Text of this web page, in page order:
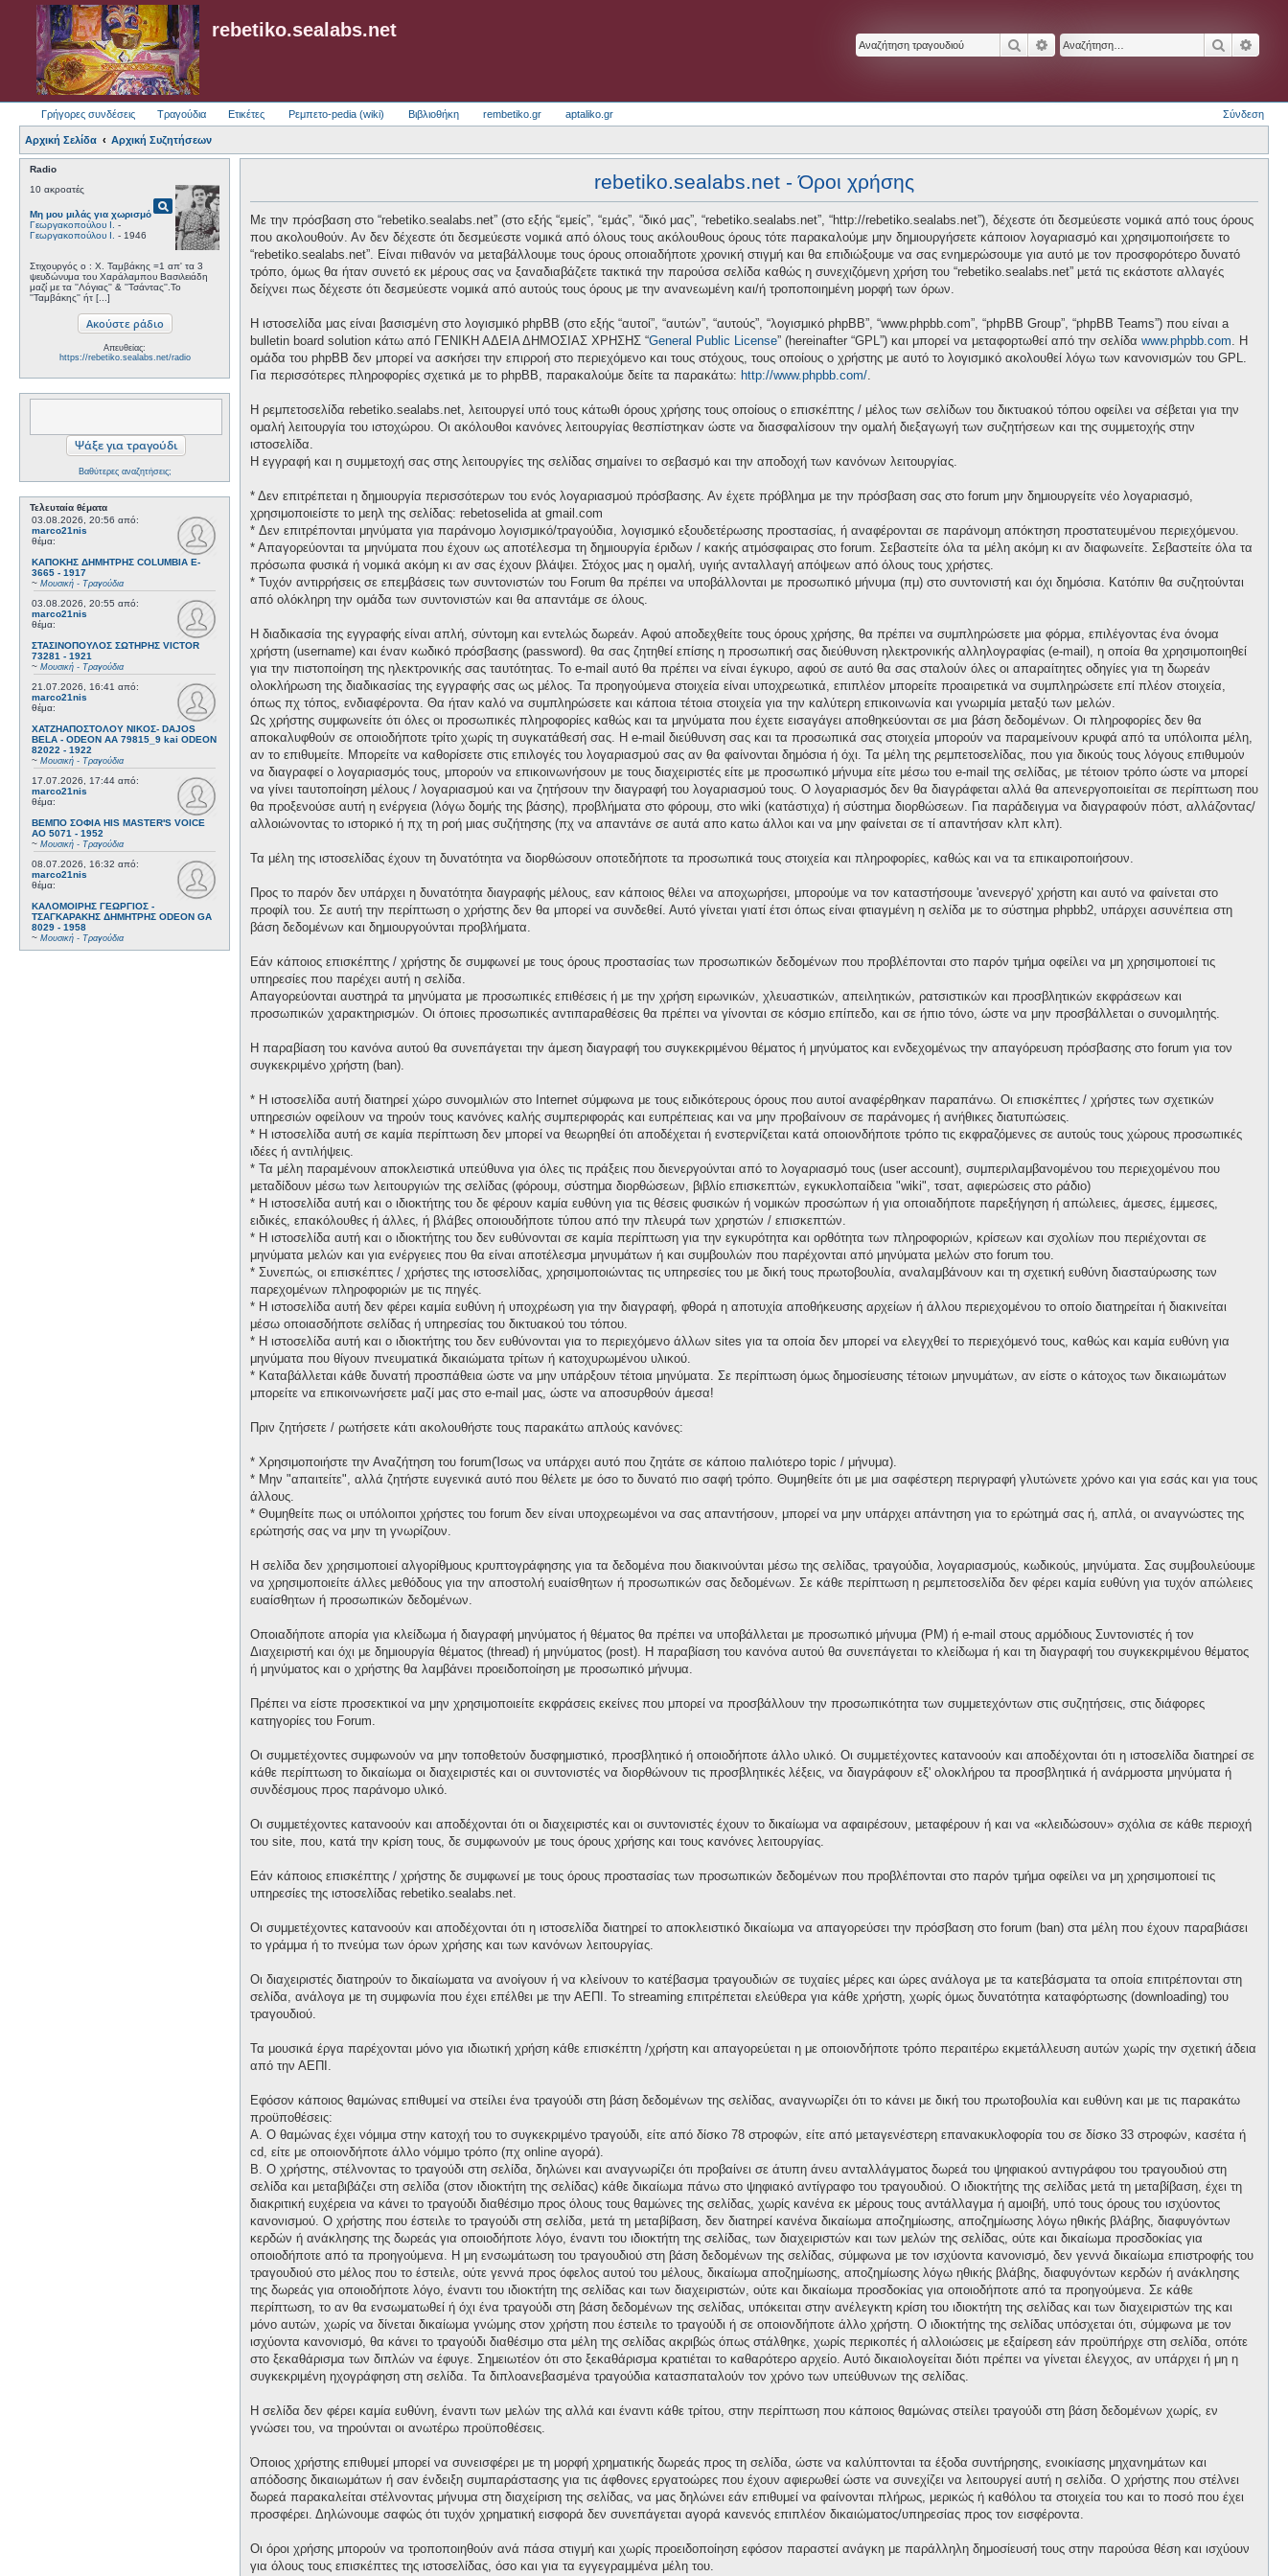
rebetiko.sealabs.net
ΑναζήτησηΕιδική αναζήτηση
Γρήγορες συνδέσεις Τραγούδια Ετικέτες Ρεμπετο-pedia (wiki) Βιβλιοθήκη rembetiko.gr aptaliko.gr Σύνδεση
Αρχική Σελίδα Αρχική Συζητήσεων
Radio
10 ακροατές
Μη μου μιλάς για χωρισμόpageview
Γεωργακοπούλου Ι.
-
Γεωργακοπούλου Ι.
- 1946
Στιχουργός ο : Χ. Ταμβάκης =1 απ' τα 3
ψευδώνυμα του Χαράλαμπου Βασιλειάδη
μαζί με τα ''Λόγιας'' & ''Τσάντας''.Το
''Ταμβάκης'' ήτ [...]
Απευθείας:
https://rebetiko.sealabs.net/radio
Βαθύτερες αναζητήσεις;
Τελευταία θέματα
03.08.2026, 20:56 από:
marco21nis
θέμα:
ΚΑΠΟΚΗΣ ΔΗΜΗΤΡΗΣ COLUMBIA E-
3665 - 1917
~ Μουσική - Τραγούδια
03.08.2026, 20:55 από:
marco21nis
θέμα:
ΣΤΑΣΙΝΟΠΟΥΛΟΣ ΣΩΤΗΡΗΣ VICTOR
73281 - 1921
~ Μουσική - Τραγούδια
21.07.2026, 16:41 από:
marco21nis
θέμα:
ΧΑΤΖΗΑΠΟΣΤΟΛΟΥ ΝΙΚΟΣ- DAJOS
BELA - ODEON AA 79815_9 kai ODEON
82022 - 1922
~ Μουσική - Τραγούδια
17.07.2026, 17:44 από:
marco21nis
θέμα:
ΒΕΜΠΟ ΣΟΦΙΑ HIS MASTER'S VOICE
AO 5071 - 1952
~ Μουσική - Τραγούδια
08.07.2026, 16:32 από:
marco21nis
θέμα:
ΚΑΛΟΜΟΙΡΗΣ ΓΕΩΡΓΙΟΣ -
ΤΣΑΓΚΑΡΑΚΗΣ ΔΗΜΗΤΡΗΣ ODEON GA
8029 - 1958
~ Μουσική - Τραγούδια
rebetiko.sealabs.net - Όροι χρήσης
Με την πρόσβαση στο “rebetiko.sealabs.net” (στο εξής “εμείς”, “εμάς”, “δικό μας”, “rebetiko.sealabs.net”, “http://rebetiko.sealabs.net”), δέχεστε ότι δεσμεύεστε νομικά από τους όρους
που ακολουθούν. Αν δεν δέχεστε ότι δεσμεύεστε νομικά από όλους τους ακόλουθους όρους τότε παρακαλούμε μην δημιουργήσετε κάποιον λογαριασμό και χρησιμοποιήσετε το
“rebetiko.sealabs.net”. Είναι πιθανόν να μεταβάλλουμε τους όρους οποιαδήποτε χρονική στιγμή και θα επιδιώξουμε να σας ενημερώσουμε για αυτό με τον προσφορότερο δυνατό
τρόπο, όμως θα ήταν συνετό εκ μέρους σας να ξαναδιαβάζετε τακτικά την παρούσα σελίδα καθώς η συνεχιζόμενη χρήση του “rebetiko.sealabs.net” μετά τις εκάστοτε αλλαγές
δείχνει πως δέχεστε ότι δεσμεύεστε νομικά από αυτούς τους όρους με την ανανεωμένη και/ή τροποποιημένη μορφή των όρων.
Η ιστοσελίδα μας είναι βασισμένη στο λογισμικό phpBB (στο εξής “αυτοί”, “αυτών”, “αυτούς”, “λογισμικό phpBB”, “www.phpbb.com”, “phpBB Group”, “phpBB Teams”) που είναι a
bulletin board solution κάτω από ΓΕΝΙΚΗ ΑΔΕΙΑ ΔΗΜΟΣΙΑΣ ΧΡΗΣΗΣ “General Public License” (hereinafter “GPL”) και μπορεί να μεταφορτωθεί από την σελίδα www.phpbb.com. Η
ομάδα του phpBB δεν μπορεί να ασκήσει την επιρροή στο περιεχόμενο και τους στόχους, τους οποίους ο χρήστης με αυτό το λογισμικό ακολουθεί λόγω των κανονισμών του GPL.
Για περισσότερες πληροφορίες σχετικά με το phpBB, παρακαλούμε δείτε τα παρακάτω: http://www.phpbb.com/.
Η ρεμπετοσελίδα rebetiko.sealabs.net, λειτουργεί υπό τους κάτωθι όρους χρήσης τους οποίους ο επισκέπτης / μέλος των σελίδων του δικτυακού τόπου οφείλει να σέβεται για την
ομαλή λειτουργία του ιστοχώρου. Οι ακόλουθοι κανόνες λειτουργίας θεσπίστηκαν ώστε να διασφαλίσουν την ομαλή διεξαγωγή των συζητήσεων και της συμμετοχής στην
ιστοσελίδα.
Η εγγραφή και η συμμετοχή σας στης λειτουργίες της σελίδας σημαίνει το σεβασμό και την αποδοχή των κανόνων λειτουργίας.
* Δεν επιτρέπεται η δημιουργία περισσότερων του ενός λογαριασμού πρόσβασης. Αν έχετε πρόβλημα με την πρόσβαση σας στο forum μην δημιουργείτε νέο λογαριασμό,
χρησιμοποιείστε το μεηλ της σελίδας: rebetoselida at gmail.com
* Δεν επιτρέπονται μηνύματα για παράνομο λογισμικό/τραγούδια, λογισμικό εξουδετέρωσης προστασίας, ή αναφέρονται σε παράνομη απόκτηση προστατευμένου περιεχόμενου.
* Απαγορεύονται τα μηνύματα που έχουν ως αποτέλεσμα τη δημιουργία έριδων / κακής ατμόσφαιρας στο forum. Σεβαστείτε όλα τα μέλη ακόμη κι αν διαφωνείτε. Σεβαστείτε όλα τα
πρόσωπα φυσικά ή νομικά ακόμη κι αν σας έχουν βλάψει. Στόχος μας η ομαλή, υγιής ανταλλαγή απόψεων από όλους τους χρήστες.
* Τυχόν αντιρρήσεις σε επεμβάσεις των συντονιστών του Forum θα πρέπει να υποβάλλονται με προσωπικό μήνυμα (πμ) στο συντονιστή και όχι δημόσια. Κατόπιν θα συζητούνται
από ολόκληρη την ομάδα των συντονιστών και θα απαντάμε σε όλους.
Η διαδικασία της εγγραφής είναι απλή, σύντομη και εντελώς δωρεάν. Αφού αποδεχθείτε τους όρους χρήσης, θα πρέπει να συμπληρώσετε μια φόρμα, επιλέγοντας ένα όνομα
χρήστη (username) και έναν κωδικό πρόσβασης (password). θα σας ζητηθεί επίσης η προσωπική σας διεύθυνση ηλεκτρονικής αλληλογραφίας (e-mail), η οποία θα χρησιμοποιηθεί
για την πιστοποίηση της ηλεκτρονικής σας ταυτότητας. Το e-mail αυτό θα πρέπει να είναι έγκυρο, αφού σε αυτό θα σας σταλούν όλες οι απαραίτητες οδηγίες για τη δωρεάν
ολοκλήρωση της διαδικασίας της εγγραφής σας ως μέλος. Τα προηγούμενα στοιχεία είναι υποχρεωτικά, επιπλέον μπορείτε προαιρετικά να συμπληρώσετε επί πλέον στοιχεία,
όπως πχ τόπος, ενδιαφέροντα. Θα ήταν καλό να συμπληρώσετε και κάποια τέτοια στοιχεία για την καλύτερη επικοινωνία και γνωριμία μεταξύ των μελών.
Ως χρήστης συμφωνείτε ότι όλες οι προσωπικές πληροφορίες καθώς και τα μηνύματα που έχετε εισαγάγει αποθηκεύονται σε μια βάση δεδομένων. Οι πληροφορίες δεν θα
αποκαλυφθούν σε οποιοδήποτε τρίτο χωρίς τη συγκατάθεσή σας. Η e-mail διεύθυνση σας και τα προσωπικά σας στοιχεία μπορούν να παραμείνουν κρυφά από τα υπόλοιπα μέλη,
αν το επιθυμείτε. Μπορείτε να καθορίσετε στις επιλογές του λογαριασμού σας αν θα φαίνονται δημόσια ή όχι. Τα μέλη της ρεμπετοσελίδας, που για δικούς τους λόγους επιθυμούν
να διαγραφεί ο λογαριασμός τους, μπορούν να επικοινωνήσουν με τους διαχειριστές είτε με προσωπικό μήνυμα είτε μέσω του e-mail της σελίδας, με τέτοιον τρόπο ώστε να μπορεί
να γίνει ταυτοποίηση μέλους / λογαριασμού και να ζητήσουν την διαγραφή του λογαριασμού τους. Ο λογαριασμός δεν θα διαγράφεται αλλά θα απενεργοποιείται σε περίπτωση που
θα προξενούσε αυτή η ενέργεια (λόγω δομής της βάσης), προβλήματα στο φόρουμ, στο wiki (κατάστιχα) ή σύστημα διορθώσεων. Για παράδειγμα να διαγραφούν πόστ, αλλάζοντας/
αλλοιώνοντας το ιστορικό ή πχ τη ροή μιας συζήτησης (πχ να απαντάνε σε αυτά απο κατω άλλοι και να μην φαίνεται σε τί απαντήσαν κλπ κλπ).
Τα μέλη της ιστοσελίδας έχουν τη δυνατότητα να διορθώσουν οποτεδήποτε τα προσωπικά τους στοιχεία και πληροφορίες, καθώς και να τα επικαιροποιήσουν.
Προς το παρόν δεν υπάρχει η δυνατότητα διαγραφής μέλους, εαν κάποιος θέλει να αποχωρήσει, μπορούμε να τον καταστήσουμε 'ανενεργό' χρήστη και αυτό να φαίνεται στο
προφίλ του. Σε αυτή την περίπτωση ο χρήστης δεν θα μπορεί να συνδεθεί. Αυτό γίνεται γιατί έτσι όπως είναι φτιαγμένη η σελίδα με το σύστημα phpbb2, υπάρχει ασυνέπεια στη
βάση δεδομένων και δημιουργούνται προβλήματα.
Εάν κάποιος επισκέπτης / χρήστης δε συμφωνεί με τους όρους προστασίας των προσωπικών δεδομένων που προβλέπονται στο παρόν τμήμα οφείλει να μη χρησιμοποιεί τις
υπηρεσίες που παρέχει αυτή η σελίδα.
Απαγορεύονται αυστηρά τα μηνύματα με προσωπικές επιθέσεις ή με την χρήση ειρωνικών, χλευαστικών, απειλητικών, ρατσιστικών και προσβλητικών εκφράσεων και
προσωπικών χαρακτηρισμών. Οι όποιες προσωπικές αντιπαραθέσεις θα πρέπει να γίνονται σε κόσμιο επίπεδο, και σε ήπιο τόνο, ώστε να μην προσβάλλεται ο συνομιλητής.
Η παραβίαση του κανόνα αυτού θα συνεπάγεται την άμεση διαγραφή του συγκεκριμένου θέματος ή μηνύματος και ενδεχομένως την απαγόρευση πρόσβασης στο forum για τον
συγκεκριμένο χρήστη (ban).
* H ιστοσελίδα αυτή διατηρεί χώρο συνομιλιών στο Internet σύμφωνα με τους ειδικότερους όρους που αυτοί αναφέρθηκαν παραπάνω. Οι επισκέπτες / χρήστες των σχετικών
υπηρεσιών οφείλουν να τηρούν τους κανόνες καλής συμπεριφοράς και ευπρέπειας και να μην προβαίνουν σε παράνομες ή ανήθικες διατυπώσεις.
* H ιστοσελίδα αυτή σε καμία περίπτωση δεν μπορεί να θεωρηθεί ότι αποδέχεται ή ενστερνίζεται κατά οποιονδήποτε τρόπο τις εκφραζόμενες σε αυτούς τους χώρους προσωπικές
ιδέες ή αντιλήψεις.
* Τα μέλη παραμένουν αποκλειστικά υπεύθυνα για όλες τις πράξεις που διενεργούνται από το λογαριασμό τους (user account), συμπεριλαμβανομένου του περιεχομένου που
μεταδίδουν μέσω των λειτουργιών της σελίδας (φόρουμ, σύστημα διορθώσεων, βιβλίο επισκεπτών, εγκυκλοπαίδεια "wiki", τσατ, αφιερώσεις στο ράδιο)
* H ιστοσελίδα αυτή και ο ιδιοκτήτης του δε φέρουν καμία ευθύνη για τις θέσεις φυσικών ή νομικών προσώπων ή για οποιαδήποτε παρεξήγηση ή απώλειες, άμεσες, έμμεσες,
ειδικές, επακόλουθες ή άλλες, ή βλάβες οποιουδήποτε τύπου από την πλευρά των χρηστών / επισκεπτών.
* H ιστοσελίδα αυτή και ο ιδιοκτήτης του δεν ευθύνονται σε καμία περίπτωση για την εγκυρότητα και ορθότητα των πληροφοριών, κρίσεων και σχολίων που περιέχονται σε
μηνύματα μελών και για ενέργειες που θα είναι αποτέλεσμα μηνυμάτων ή και συμβουλών που παρέχονται από μηνύματα μελών στο forum του.
* Συνεπώς, οι επισκέπτες / χρήστες της ιστοσελίδας, χρησιμοποιώντας τις υπηρεσίες του με δική τους πρωτοβουλία, αναλαμβάνουν και τη σχετική ευθύνη διασταύρωσης των
παρεχομένων πληροφοριών με τις πηγές.
* H ιστοσελίδα αυτή δεν φέρει καμία ευθύνη ή υποχρέωση για την διαγραφή, φθορά η αποτυχία αποθήκευσης αρχείων ή άλλου περιεχομένου το οποίο διατηρείται ή διακινείται
μέσω οποιασδήποτε σελίδας ή υπηρεσίας του δικτυακού του τόπου.
* H ιστοσελίδα αυτή και ο ιδιοκτήτης του δεν ευθύνονται για το περιεχόμενο άλλων sites για τα οποία δεν μπορεί να ελεγχθεί το περιεχόμενό τους, καθώς και καμία ευθύνη για
μηνύματα που θίγουν πνευματικά δικαιώματα τρίτων ή κατοχυρωμένου υλικού.
* Καταβάλλεται κάθε δυνατή προσπάθεια ώστε να μην υπάρξουν τέτοια μηνύματα. Σε περίπτωση όμως δημοσίευσης τέτοιων μηνυμάτων, αν είστε ο κάτοχος των δικαιωμάτων
μπορείτε να επικοινωνήσετε μαζί μας στο e-mail μας, ώστε να αποσυρθούν άμεσα!
Πριν ζητήσετε / ρωτήσετε κάτι ακολουθήστε τους παρακάτω απλούς κανόνες:
* Χρησιμοποιήστε την Αναζήτηση του forum(Ίσως να υπάρχει αυτό που ζητάτε σε κάποιο παλιότερο topic / μήνυμα).
* Μην "απαιτείτε", αλλά ζητήστε ευγενικά αυτό που θέλετε με όσο το δυνατό πιο σαφή τρόπο. Θυμηθείτε ότι με μια σαφέστερη περιγραφή γλυτώνετε χρόνο και για εσάς και για τους
άλλους.
* Θυμηθείτε πως οι υπόλοιποι χρήστες του forum δεν είναι υποχρεωμένοι να σας απαντήσουν, μπορεί να μην υπάρχει απάντηση για το ερώτημά σας ή, απλά, οι αναγνώστες της
ερώτησής σας να μην τη γνωρίζουν.
Η σελίδα δεν χρησιμοποιεί αλγορίθμους κρυπτογράφησης για τα δεδομένα που διακινούνται μέσω της σελίδας, τραγούδια, λογαριασμούς, κωδικούς, μηνύματα. Σας συμβουλεύουμε
να χρησιμοποιείτε άλλες μεθόδους για την αποστολή ευαίσθητων ή προσωπικών σας δεδομένων. Σε κάθε περίπτωση η ρεμπετοσελίδα δεν φέρει καμία ευθύνη για τυχόν απώλειες
ευαίσθητων ή προσωπικών δεδομένων.
Οποιαδήποτε απορία για κλείδωμα ή διαγραφή μηνύματος ή θέματος θα πρέπει να υποβάλλεται με προσωπικό μήνυμα (PM) ή e-mail στους αρμόδιους Συντονιστές ή τον
Διαχειριστή και όχι με δημιουργία θέματος (thread) ή μηνύματος (post). Η παραβίαση του κανόνα αυτού θα συνεπάγεται το κλείδωμα ή και τη διαγραφή του συγκεκριμένου θέματος
ή μηνύματος και ο χρήστης θα λαμβάνει προειδοποίηση με προσωπικό μήνυμα.
Πρέπει να είστε προσεκτικοί να μην χρησιμοποιείτε εκφράσεις εκείνες που μπορεί να προσβάλλουν την προσωπικότητα των συμμετεχόντων στις συζητήσεις, στις διάφορες
κατηγορίες του Forum.
Οι συμμετέχοντες συμφωνούν να μην τοποθετούν δυσφημιστικό, προσβλητικό ή οποιοδήποτε άλλο υλικό. Οι συμμετέχοντες κατανοούν και αποδέχονται ότι η ιστοσελίδα διατηρεί σε
κάθε περίπτωση το δικαίωμα οι διαχειριστές και οι συντονιστές να διορθώνουν τις προσβλητικές λέξεις, να διαγράφουν εξ' ολοκλήρου τα προσβλητικά ή ανάρμοστα μηνύματα ή
συνδέσμους προς παράνομο υλικό.
Οι συμμετέχοντες κατανοούν και αποδέχονται ότι οι διαχειριστές και οι συντονιστές έχουν το δικαίωμα να αφαιρέσουν, μεταφέρουν ή και να «κλειδώσουν» σχόλια σε κάθε περιοχή
του site, που, κατά την κρίση τους, δε συμφωνούν με τους όρους χρήσης και τους κανόνες λειτουργίας.
Εάν κάποιος επισκέπτης / χρήστης δε συμφωνεί με τους όρους προστασίας των προσωπικών δεδομένων που προβλέπονται στο παρόν τμήμα οφείλει να μη χρησιμοποιεί τις
υπηρεσίες της ιστοσελίδας rebetiko.sealabs.net.
Οι συμμετέχοντες κατανοούν και αποδέχονται ότι η ιστοσελίδα διατηρεί το αποκλειστικό δικαίωμα να απαγορεύσει την πρόσβαση στο forum (ban) στα μέλη που έχουν παραβιάσει
το γράμμα ή το πνεύμα των όρων χρήσης και των κανόνων λειτουργίας.
Οι διαχειριστές διατηρούν το δικαίωματα να ανοίγουν ή να κλείνουν το κατέβασμα τραγουδιών σε τυχαίες μέρες και ώρες ανάλογα με τα κατεβάσματα τα οποία επιτρέπονται στη
σελίδα, ανάλογα με τη συμφωνία που έχει επέλθει με την ΑΕΠΙ. Το streaming επιτρέπεται ελεύθερα για κάθε χρήστη, χωρίς όμως δυνατότητα καταφόρτωσης (downloading) του
τραγουδιού.
Τα μουσικά έργα παρέχονται μόνο για ιδιωτική χρήση κάθε επισκέπτη /χρήστη και απαγορεύεται η με οποιονδήποτε τρόπο περαιτέρω εκμετάλλευση αυτών χωρίς την σχετική άδεια
από την ΑΕΠΙ.
Εφόσον κάποιος θαμώνας επιθυμεί να στείλει ένα τραγούδι στη βάση δεδομένων της σελίδας, αναγνωρίζει ότι το κάνει με δική του πρωτοβουλία και ευθύνη και με τις παρακάτω
προϋποθέσεις:
Α. Ο θαμώνας έχει νόμιμα στην κατοχή του το συγκεκριμένο τραγούδι, είτε από δίσκο 78 στροφών, είτε από μεταγενέστερη επανακυκλοφορία του σε δίσκο 33 στροφών, κασέτα ή
cd, είτε με οποιονδήποτε άλλο νόμιμο τρόπο (πχ online αγορά).
Β. Ο χρήστης, στέλνοντας το τραγούδι στη σελίδα, δηλώνει και αναγνωρίζει ότι προβαίνει σε άτυπη άνευ ανταλλάγματος δωρεά του ψηφιακού αντιγράφου του τραγουδιού στη
σελίδα και μεταβιβάζει στη σελίδα (στον ιδιοκτήτη της σελίδας) κάθε δικαίωμα πάνω στο ψηφιακό αντίγραφο του τραγουδιού. Ο ιδιοκτήτης της σελίδας μετά τη μεταβίβαση, έχει τη
διακριτική ευχέρεια να κάνει το τραγούδι διαθέσιμο προς όλους τους θαμώνες της σελίδας, χωρίς κανένα εκ μέρους τους αντάλλαγμα ή αμοιβή, υπό τους όρους του ισχύοντος
κανονισμού. Ο χρήστης που έστειλε το τραγούδι στη σελίδα, μετά τη μεταβίβαση, δεν διατηρεί κανένα δικαίωμα αποζημίωσης, αποζημίωσης λόγω ηθικής βλάβης, διαφυγόντων
κερδών ή ανάκλησης της δωρεάς για οποιοδήποτε λόγο, έναντι του ιδιοκτήτη της σελίδας, των διαχειριστών και των μελών της σελίδας, ούτε και δικαίωμα προσδοκίας για
οποιοδήποτε από τα προηγούμενα. Η μη ενσωμάτωση του τραγουδιού στη βάση δεδομένων της σελίδας, σύμφωνα με τον ισχύοντα κανονισμό, δεν γεννά δικαίωμα επιστροφής του
τραγουδιού στο μέλος που το έστειλε, ούτε γεννά προς όφελος αυτού του μέλους, δικαίωμα αποζημίωσης, αποζημίωσης λόγω ηθικής βλάβης, διαφυγόντων κερδών ή ανάκλησης
της δωρεάς για οποιοδήποτε λόγο, έναντι του ιδιοκτήτη της σελίδας και των διαχειριστών, ούτε και δικαίωμα προσδοκίας για οποιοδήποτε από τα προηγούμενα. Σε κάθε
περίπτωση, το αν θα ενσωματωθεί ή όχι ένα τραγούδι στη βάση δεδομένων της σελίδας, υπόκειται στην ανέλεγκτη κρίση του ιδιοκτήτη της σελίδας και των διαχειριστών της και
μόνο αυτών, χωρίς να δίνεται δικαίωμα γνώμης στον χρήστη που έστειλε το τραγούδι ή σε οποιονδήποτε άλλο χρήστη. Ο ιδιοκτήτης της σελίδας υπόσχεται ότι, σύμφωνα με τον
ισχύοντα κανονισμό, θα κάνει το τραγούδι διαθέσιμο στα μέλη της σελίδας ακριβώς όπως στάλθηκε, χωρίς περικοπές ή αλλοιώσεις με εξαίρεση εάν προϋπήρχε στη σελίδα, οπότε
στο ξεκαθάρισμα των διπλών να έφυγε. Σημειωτέον ότι στο ξεκαθάρισμα κρατιέται το καθαρότερο αρχείο. Αυτό δικαιολογείται διότι πρέπει να γίνεται έλεγχος, αν υπάρχει ή μη η
συγκεκριμένη ηχογράφηση στη σελίδα. Τα διπλοανεβασμένα τραγούδια κατασπαταλούν τον χρόνο των υπεύθυνων της σελίδας.
Η σελίδα δεν φέρει καμία ευθύνη, έναντι των μελών της αλλά και έναντι κάθε τρίτου, στην περίπτωση που κάποιος θαμώνας στείλει τραγούδι στη βάση δεδομένων χωρίς, εν
γνώσει του, να τηρούνται οι ανωτέρω προϋποθέσεις.
Όποιος χρήστης επιθυμεί μπορεί να συνεισφέρει με τη μορφή χρηματικής δωρεάς προς τη σελίδα, ώστε να καλύπτονται τα έξοδα συντήρησης, ενοικίασης μηχανημάτων και
απόδοσης δικαιωμάτων ή σαν ένδειξη συμπαράστασης για τις άφθονες εργατοώρες που έχουν αφιερωθεί ώστε να συνεχίζει να λειτουργεί αυτή η σελίδα. Ο χρήστης που στέλνει
δωρεά παρακαλείται στέλνοντας μήνυμα στη διαχείριση της σελίδας, να μας δηλώνει εάν επιθυμεί να φαίνονται πλήρως, μερικώς ή καθόλου τα στοιχεία του και το ποσό που έχει
προσφέρει. Δηλώνουμε σαφώς ότι τυχόν χρηματική εισφορά δεν συνεπάγεται αγορά κανενός επιπλέον δικαιώματος/υπηρεσίας προς τον εισφέροντα.
Οι όροι χρήσης μπορούν να τροποποιηθούν ανά πάσα στιγμή και χωρίς προειδοποίηση εφόσον παραστεί ανάγκη με παράλληλη δημοσίευσή τους στην παρούσα θέση και ισχύουν
για όλους τους επισκέπτες της ιστοσελίδας, όσο και για τα εγγεγραμμένα μέλη του.